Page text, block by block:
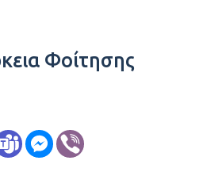
Φοίτησης